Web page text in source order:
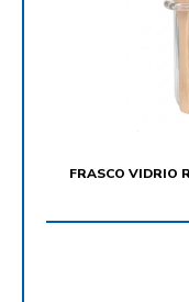
FRASCO VIDRIO